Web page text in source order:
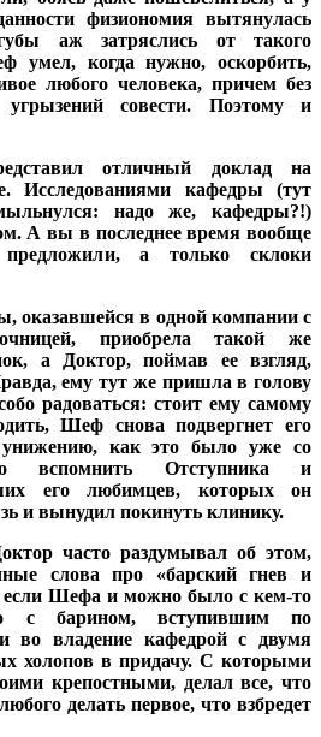
физиономия вытянулась
аж затряслись от такого
умел, когда нужно, оскорбить,
любого человека, причем без
совести. Поэтому и
отличный доклад на
Исследованиями кафедры (тут
надо же, кафедры?!)
А вы в последнее время вообще
а только склоки
оказавшейся в одной компании с
приобрела такой же
а Доктор, поймав ее взгляд,
ему тут же пришла в голову
радоваться: стоит ему самому
Шеф снова подвергнет его
как это было уже со
вспомнить Отступника и
его любимцев, которых он
и вынудил покинуть клинику.
часто раздумывал об этом,
слова про «барский гнев и
если Шефа и можно было с кем-то
с барином, вступившим по
во владение кафедрой с двумя
холопов в придачу. С которыми
крепостными, делал все, что
делать первое, что взбредет